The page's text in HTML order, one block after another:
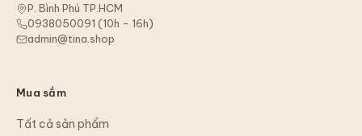
P. Bình Phú TP.HCM
0938050091 (10h - 16h)
admin@tina.shop
Mua sắm
Tất cả sản phẩm